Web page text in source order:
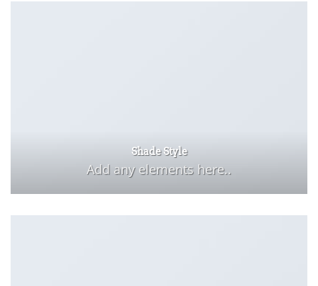
Shade Style
Add any elements here..